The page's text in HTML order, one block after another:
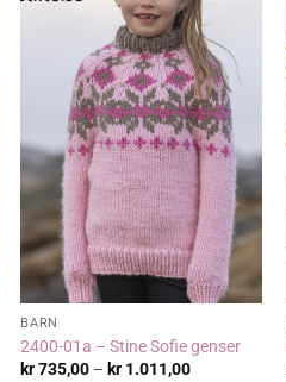
BARN
2400-01a – Stine Sofie genser
kr735,00 – kr 1.011,00Prisområde: